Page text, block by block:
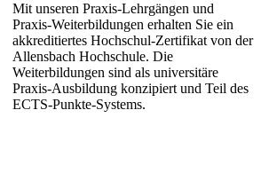
Mit unseren Praxis-Lehrgängen und
Praxis-Weiterbildungen erhalten Sie ein
akkreditiertes Hochschul-Zertifikat von der
Allensbach Hochschule. Die
Weiterbildungen sind als universitäre
Praxis-Ausbildung konzipiert und Teil des
ECTS-Punkte-Systems.